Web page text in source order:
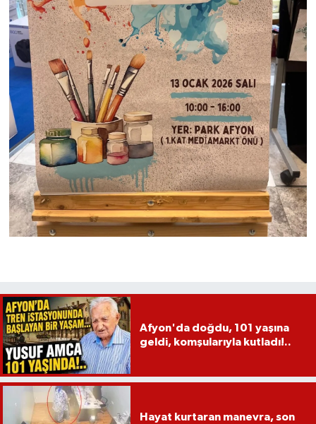
Afyon'da doğdu, 101 yaşına
geldi, komşularıyla kutladı!..
Hayat kurtaran manevra, son